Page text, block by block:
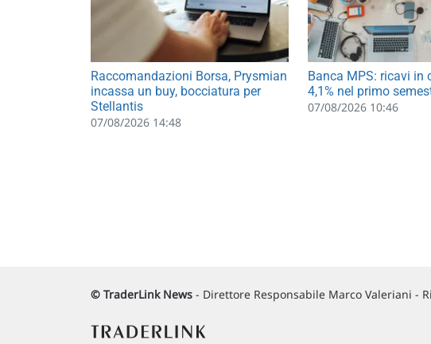
Raccomandazioni Borsa, Prysmian
incassa un buy, bocciatura per
Stellantis
07/08/2026 14:48
Banca MPS: ricavi in
4,1% nel primo
07/08/2026 10:46
© TraderLink News - Direttore Responsabile Marco Valeriani -